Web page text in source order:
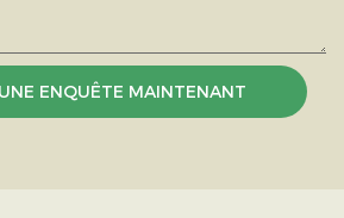
ENQUÊTE MAINTENANT